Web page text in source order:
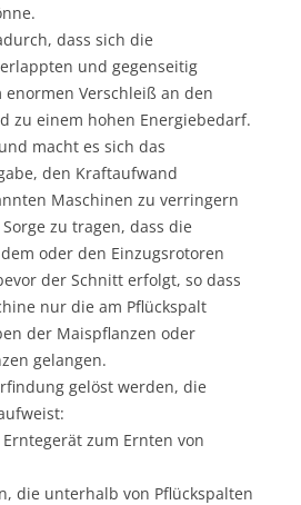
dass sich die
und gegenseitig
Verschleiß an den
zu einem hohen Energiebedarf.
macht es sich das
den Kraftaufwand
Maschinen zu verringern
zu tragen, dass die
oder den Einzugsrotoren
der Schnitt erfolgt, so dass
nur die am Pflückspalt
der Maispflanzen oder
gelangen.
gelöst werden, die
zum Ernten von
die unterhalb von Pflückspalten